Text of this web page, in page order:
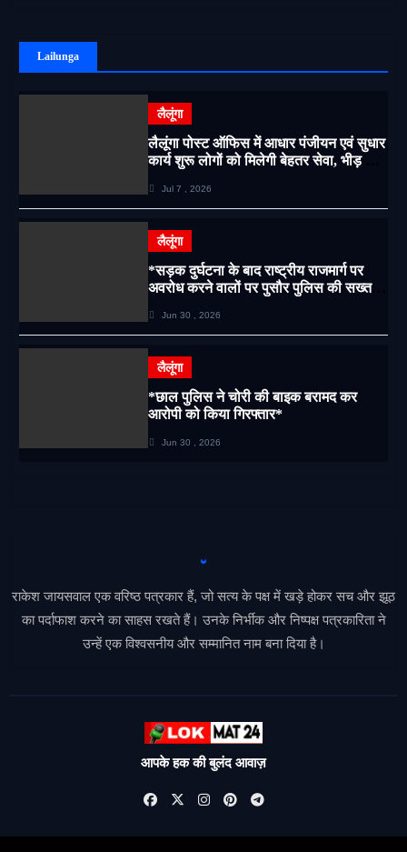
Lailunga
लैलूंगा
लैलूंगा पोस्ट ऑफिस में आधार पंजीयन एवं सुधार
कार्य शुरू लोगों को मिलेगी बेहतर सेवा, भीड़ से
Jul 7 , 2026
लैलूंगा
*सड़क दुर्घटना के बाद राष्ट्रीय राजमार्ग पर
अवरोध करने वालों पर पुसौर पुलिस की सख्त
Jun 30 , 2026
लैलूंगा
*छाल पुलिस ने चोरी की बाइक बरामद कर
आरोपी को किया गिरफ्तार*
Jun 30 , 2026
राकेश जायसवाल एक वरिष्ठ पत्रकार हैं, जो सत्य के पक्ष में खड़े होकर सच और झूठ
का पर्दाफाश करने का साहस रखते हैं। उनके निर्भीक और निष्पक्ष पत्रकारिता ने
उन्हें एक विश्वसनीय और सम्मानित नाम बना दिया है।
आपके हक की बुलंद आवाज़